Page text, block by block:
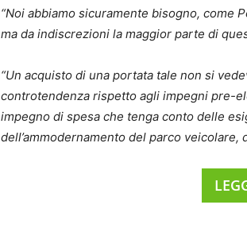
“Noi abbiamo sicuramente bisogno, come
ma da indiscrezioni la maggior parte di
“Un acquisto di una portata tale non si
controtendenza rispetto agli impegni pre-
impegno di spesa che tenga conto delle
dell’ammodernamento del parco